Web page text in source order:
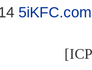
5iKFC.com